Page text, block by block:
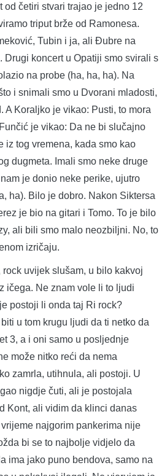
od četiri stvari trajao je jedno 12
triput brže od Ramonesa.
Tubin i ja, ali Đubre na
koncert u Opatiji smo svirali s
na probe (ha, ha, ha). Na
i snimali smo u Dvorani mladosti,
Koraljko je vikao: Pusti, to mora
je vikao: Da ne bi slučajno
iz tog vremena, kada smo kao
dugmeta. Imali smo neke druge
je donio neke perike, ujutro
ha). Bilo je dobro. Nakon Siktersa
je bio na gitari i Tomo. To je bilo
ali bili smo malo neozbiljni. No, to
izričaju.
uvijek slušam, u bilo kakvoj
ičega. Ne znam vole li to ljudi
postoji li onda taj Ri rock?
u tom krugu ljudi da ti netko da
3, a i oni samo u posljednje
može nitko reći da nema
zamrla, utihnula, ali postoji. U
nigdje čuti, ali je postojala
Kont, ali vidim da klinci danas
najgorim pankerima nije
bi se to najbolje vidjelo da
ima jako puno bendova, samo na